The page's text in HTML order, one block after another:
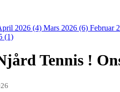
2026 (4) Mars 2026 (6) Februar
(1)
Tennis !